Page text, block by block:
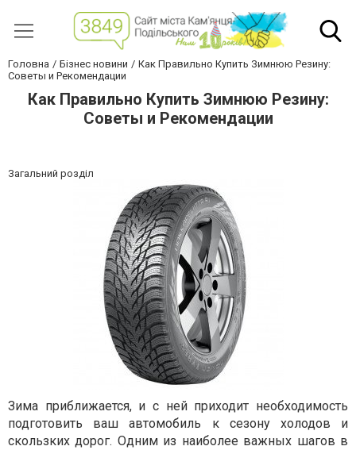
Головна Бізнес новини
Как Правильно Купить Зимнюю Резину:
Советы и Рекомендации
Как Правильно Купить Зимнюю Резину:
Советы и Рекомендации
Загальний розділ
Зима приближается, и с ней приходит необходимость
подготовить ваш автомобиль к сезону холодов и
скользких дорог. Одним из наиболее важных шагов в